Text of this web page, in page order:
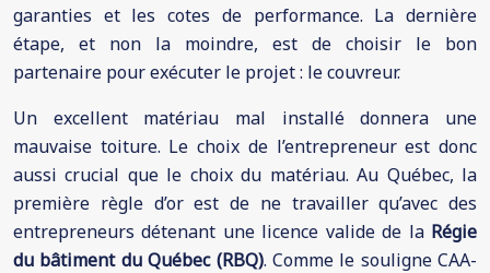
garanties et les cotes de performance. La dernière
étape, et non la moindre, est de choisir le bon
partenaire pour exécuter le projet : le couvreur.
Un excellent matériau mal installé donnera une
mauvaise toiture. Le choix de l’entrepreneur est donc
aussi crucial que le choix du matériau. Au Québec, la
première règle d’or est de ne travailler qu’avec des
entrepreneurs détenant une licence valide de la Régie
du bâtiment du Québec (RBQ). Comme le souligne CAA-